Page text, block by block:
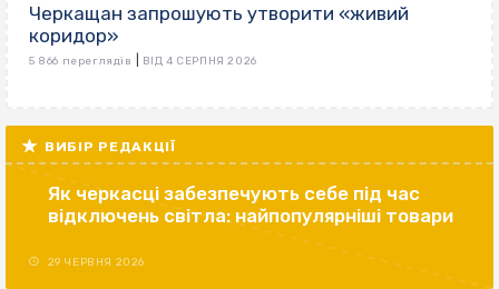
Черкащан запрошують утворити «живий
коридор»
5 866 переглядів ВІД 4 СЕРПНЯ 2026
ВИБІР РЕДАКЦІЇ
Як черкасці забезпечують себе під час
відключень світла: найпопулярніші товари
29 ЧЕРВНЯ 2026